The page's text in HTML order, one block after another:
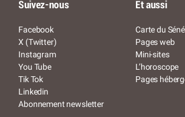
Suivez-nous
Facebook
X (Twitter)
Instagram
You Tube
Tik Tok
Linkedin
Abonnement newsletter
Et aussi
Carte du
Pages web
Mini-sites
L’horoscope
Pages